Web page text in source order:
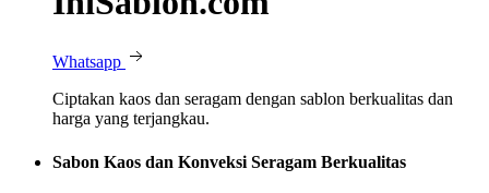
Whatsapp
Ciptakan kaos dan seragam dengan sablon berkualitas dan
harga yang terjangkau.
Sabon Kaos dan Konveksi Seragam Berkualitas